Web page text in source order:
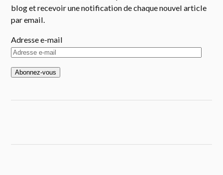
blog et recevoir une notification de chaque nouvel article
par email.
Adresse e-mail